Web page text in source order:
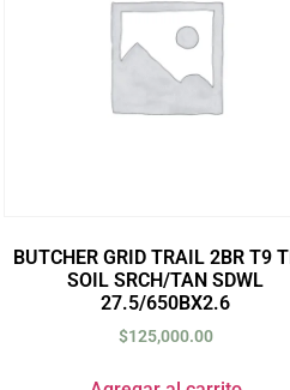
BUTCHER GRID TRAIL 2BR T9
SOIL SRCH/TAN SDWL
27.5/650BX2.6
$125,000.00